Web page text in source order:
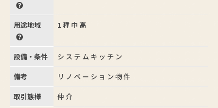
用途地域 1種中高
設備・条件 システムキッチン
備考 リノベーション物件
取引態様 仲介